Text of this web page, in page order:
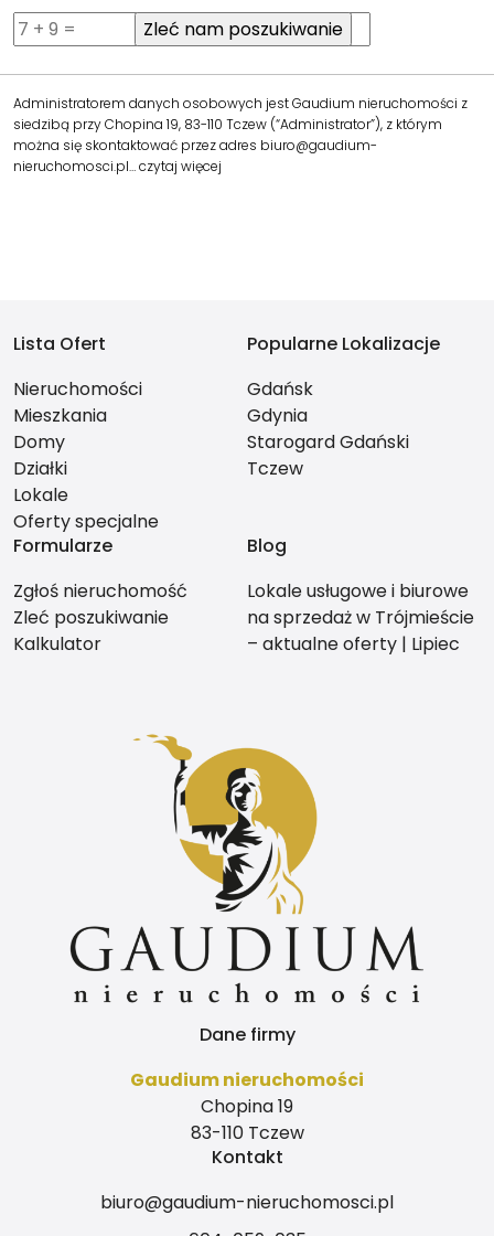
Administratorem danych osobowych jest Gaudium nieruchomości z
siedzibą przy Chopina 19, 83-110 Tczew (“Administrator”), z którym
można się skontaktować przez adres biuro@gaudium-
nieruchomosci.pl…czytaj więcej
Lista Ofert
Nieruchomości
Mieszkania
Domy
Działki
Lokale
Oferty specjalne
Popularne Lokalizacje
Gdańsk
Gdynia
Starogard Gdański
Tczew
Formularze
Zgłoś nieruchomość
Zleć poszukiwanie
Kalkulator
Blog
Lokale usługowe i biurowe
na sprzedaż w Trójmieście
– aktualne oferty | Lipiec
Dane firmy
Gaudium nieruchomości
Chopina 19
83-110 Tczew
Kontakt
biuro@gaudium-nieruchomosci.pl